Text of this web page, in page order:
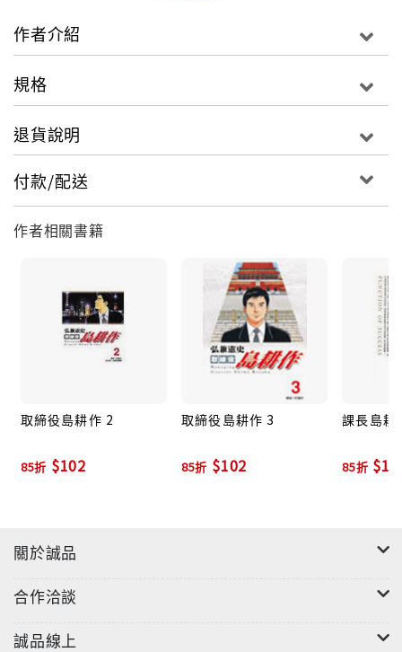
作者介紹
規格
退貨說明
付款/配送
作者相關書籍
取締役島耕作 2
85折 $102
取締役島耕作 3
85折 $102
課長島耕
85折
關於誠品
合作洽談
誠品線上